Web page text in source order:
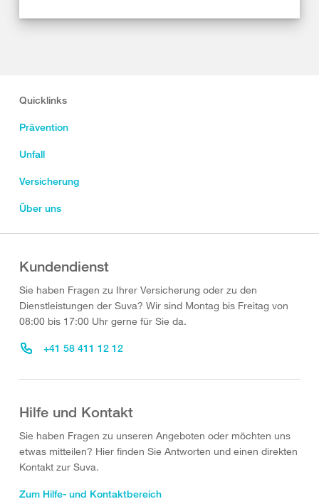
Quicklinks
Prävention
Unfall
Versicherung
Über uns
Kundendienst
Sie haben Fragen zu Ihrer Versicherung oder zu den
Dienstleistungen der Suva? Wir sind Montag bis Freitag von
08:00 bis 17:00 Uhr gerne für Sie da.
+41 58 411 12 12
Hilfe und Kontakt
Sie haben Fragen zu unseren Angeboten oder möchten uns
etwas mitteilen? Hier finden Sie Antworten und einen direkten
Kontakt zur Suva.
Zum Hilfe- und Kontaktbereich